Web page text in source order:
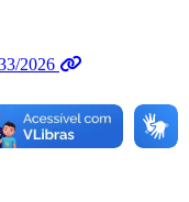
2026
2026